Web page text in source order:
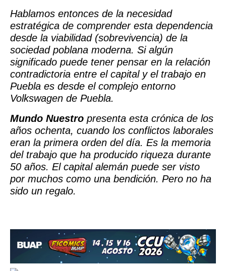
Hablamos entonces de la necesidad
estratégica de comprender esta dependencia
desde la viabilidad (sobrevivencia) de la
sociedad poblana moderna. Si algún
significado puede tener pensar en la relación
contradictoria entre el capital y el trabajo en
Puebla es desde el complejo entorno
Volkswagen de Puebla.
Mundo Nuestro presenta esta crónica de los
años ochenta, cuando los conflictos laborales
eran la primera orden del día. Es la memoria
del trabajo que ha producido riqueza durante
50 años. El capital alemán puede ser visto
por muchos como una bendición. Pero no ha
sido un regalo.